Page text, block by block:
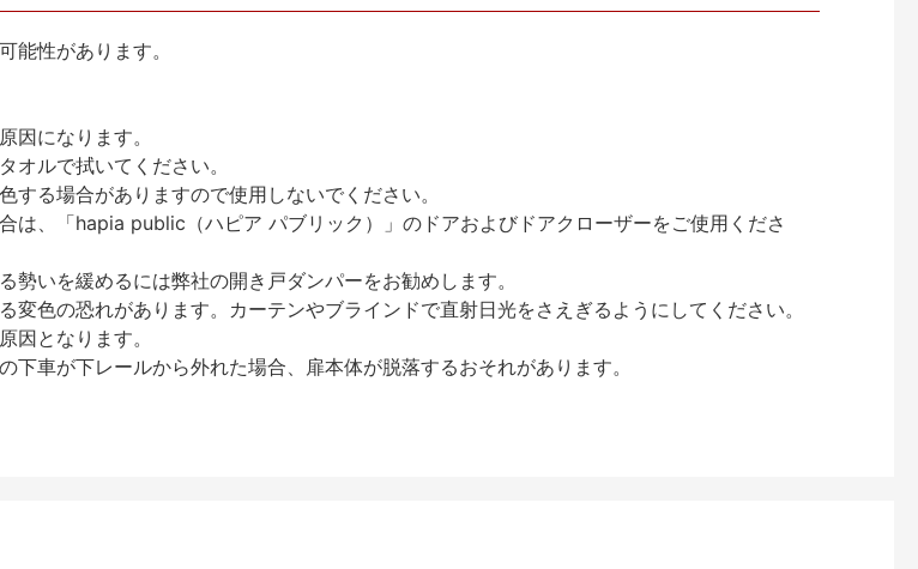
性があります。
因になります。
ルで拭いてください。
る場合がありますので使用しないでください。
、「hapia public（ハピア パブリック）」のドアおよびドアクローザーをご使用くださ
いを緩めるには弊社の開き戸ダンパーをお勧めします。
色の恐れがあります。カーテンやブラインドで直射日光をさえぎるようにしてください。
因となります。
車が下レールから外れた場合、扉本体が脱落するおそれがあります。